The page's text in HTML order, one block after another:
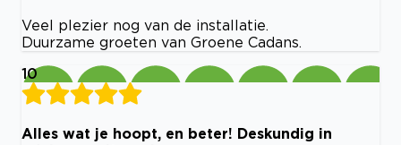
Veel plezier nog van de installatie.
Duurzame groeten van Groene Cadans.
10
Alles wat je hoopt, en beter! Deskundig in